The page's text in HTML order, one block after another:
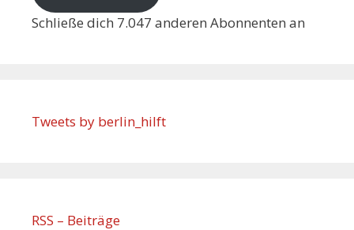
Schließe dich 7.047 anderen Abonnenten an
Tweets by berlin_hilft
RSS – Beiträge